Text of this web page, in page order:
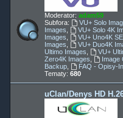
Moderator: adam59
Subfora:
VU+ Solo
Images
VU+ Solo 4K
Images
VU+ Uno4K
Images
VU+ Duo4K
Ultimo Images
VU+
Zero4K Images
Image
Backup
FAQ - Opisy-
Tematy: 680
uClan/Denys HD